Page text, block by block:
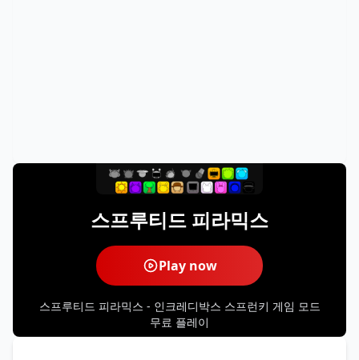
스프루티드 피라믹스
Play now
스프루티드 피라믹스 - 인크레디박스 스프런키 게임 모드
무료 플레이